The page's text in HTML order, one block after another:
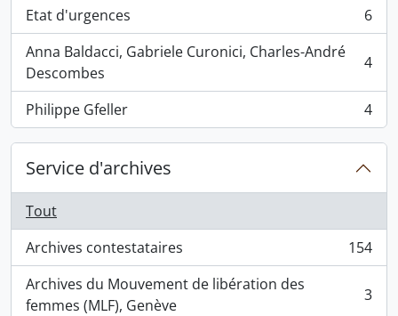
Etat d'urgences
, 6 résultats
6
Anna Baldacci, Gabriele Curonici, Charles-André
Descombes
, 4 résultats 4
Philippe Gfeller
, 4 résultats 4
Service d'archives
Tout
Archives contestataires
, 154 résultats
154
Archives du Mouvement de libération des
femmes (MLF), Genève
, 3 résultats 3